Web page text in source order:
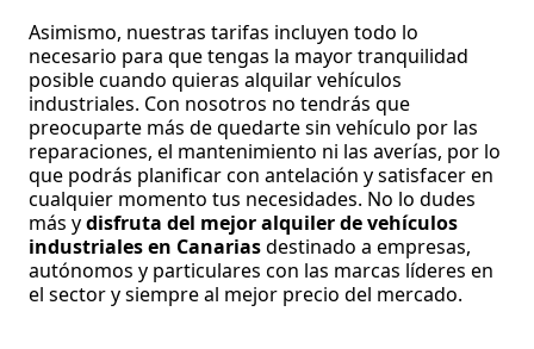
Asimismo, nuestras tarifas incluyen todo lo
necesario para que tengas la mayor tranquilidad
posible cuando quieras alquilar vehículos
industriales. Con nosotros no tendrás que
preocuparte más de quedarte sin vehículo por las
reparaciones, el mantenimiento ni las averías, por lo
que podrás planificar con antelación y satisfacer en
cualquier momento tus necesidades. No lo dudes
más ydisfruta del mejor alquiler de vehículos
industriales en Canariasdestinado a empresas,
autónomos y particulares con las marcas líderes en
el sector y siempre al mejor precio del mercado.